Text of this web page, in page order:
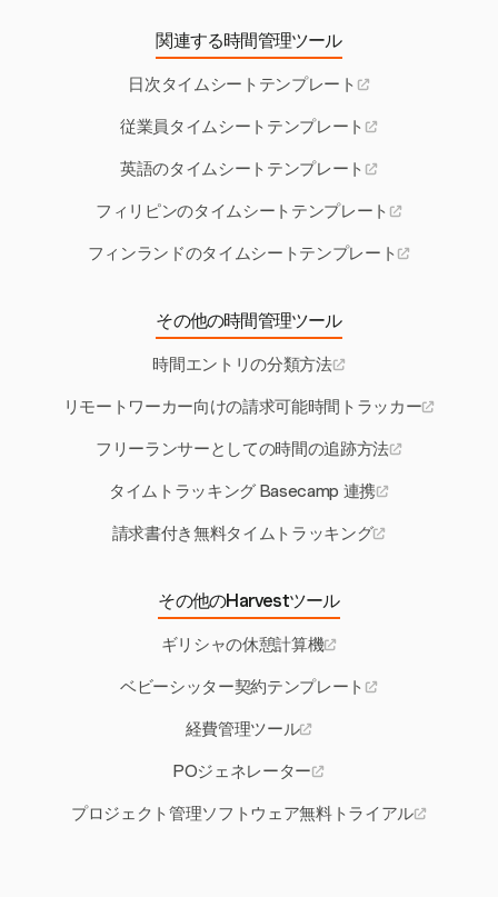
関連する時間管理ツール
日次タイムシートテンプレート
従業員タイムシートテンプレート
英語のタイムシートテンプレート
フィリピンのタイムシートテンプレート
フィンランドのタイムシートテンプレート
その他の時間管理ツール
時間エントリの分類方法
リモートワーカー向けの請求可能時間トラッカー
フリーランサーとしての時間の追跡方法
タイムトラッキング Basecamp 連携
請求書付き無料タイムトラッキング
その他のHarvestツール
ギリシャの休憩計算機
ベビーシッター契約テンプレート
経費管理ツール
POジェネレーター
プロジェクト管理ソフトウェア無料トライアル